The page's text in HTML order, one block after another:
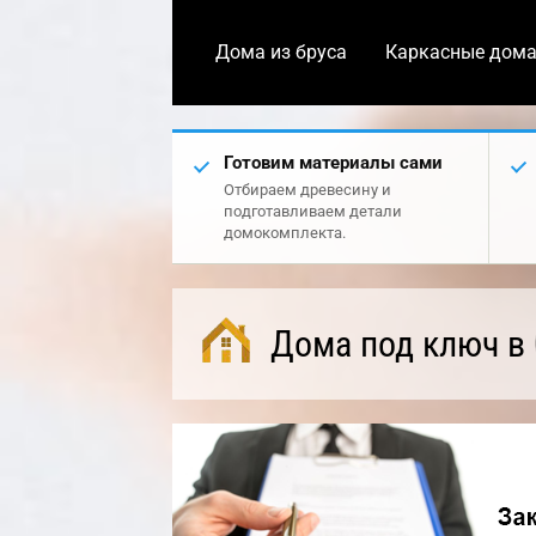
Дома из бруса Каркасные дома
Готовим материалы сами
Отбираем древесину и
подготавливаем детали
домокомплекта.
Дома под ключ в